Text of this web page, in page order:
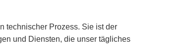
technischer Prozess. Sie ist der
und Diensten, die unser tägliches